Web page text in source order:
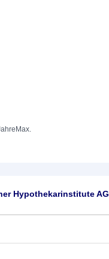
Max.
Hypothekarinstitute AG